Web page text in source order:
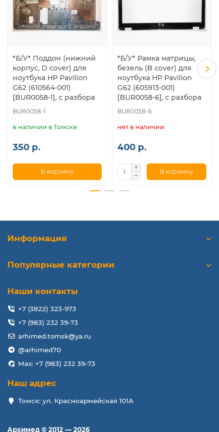
*Б/У* Поддон (нижний
корпус, D cover) для
ноутбука HP Pavilion
G62 (610564-001)
[BUR0058-1], с разбора
BUR0058-1
в наличии в Томске
350 р.
В корзину
*Б/У* Рамка матрицы,
безель (B cover) для
ноутбука HP Pavilion
G62 (605913-001)
[BUR0058-6], с разбора
BUR0058-6
нет в наличии
400 р.
В корзину
Информация
Популярные категории
Наши контакты
+7 (3822) 323-973
+7 (983) 232 39-73
arhimed.tomsk@ya.ru
@arhimed70
Max: +7 (983) 232 39-73
Наш адрес
Томск: ул. Красноармейская 101А
Архимед © 2012 — 2026